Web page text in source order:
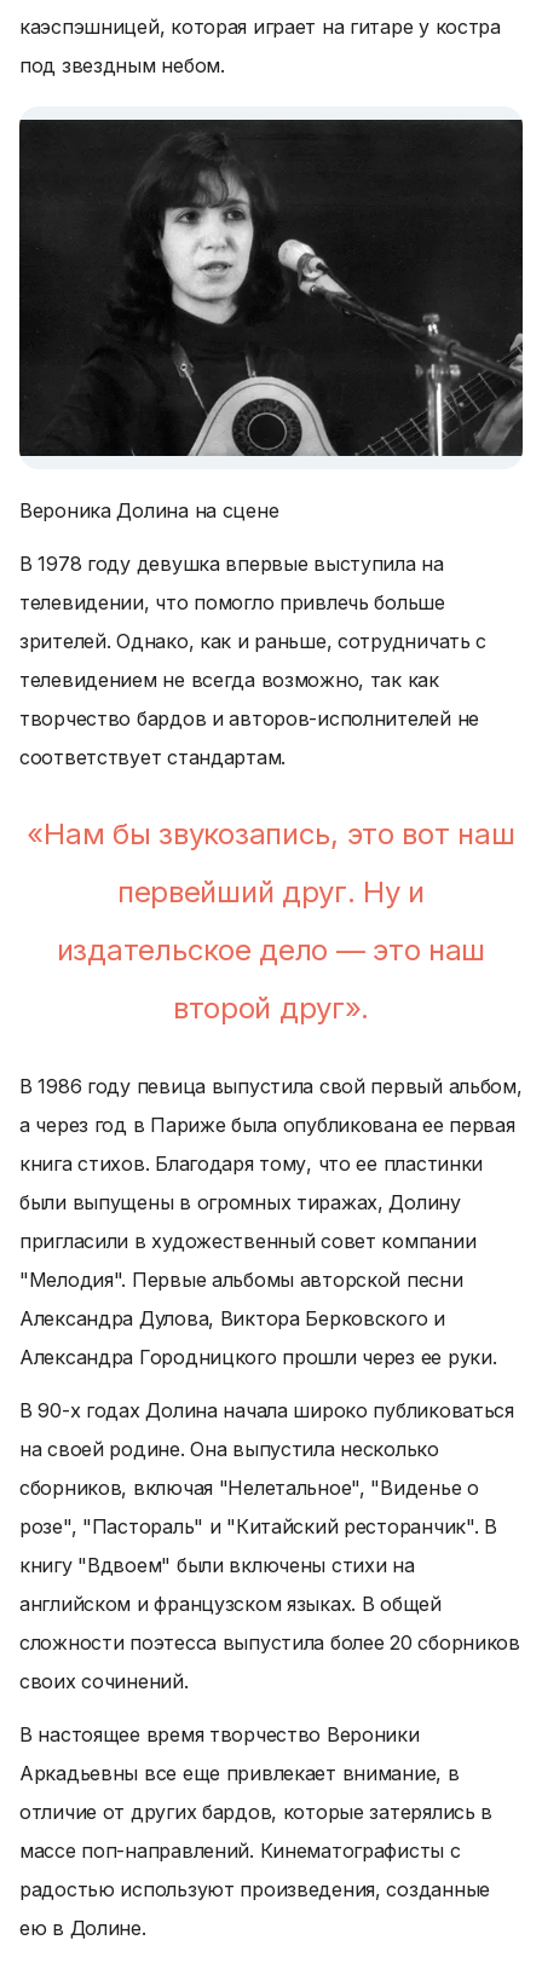
каэспэшницей, которая играет на гитаре у костра
под звездным небом.
Вероника Долина на сцене
В 1978 году девушка впервые выступила на
телевидении, что помогло привлечь больше
зрителей. Однако, как и раньше, сотрудничать с
телевидением не всегда возможно, так как
творчество бардов и авторов-исполнителей не
соответствует стандартам.
«Нам бы звукозапись, это вот наш
первейший друг. Ну и
издательское дело — это наш
второй друг».
В 1986 году певица выпустила свой первый альбом,
а через год в Париже была опубликована ее первая
книга стихов. Благодаря тому, что ее пластинки
были выпущены в огромных тиражах, Долину
пригласили в художественный совет компании
"Мелодия". Первые альбомы авторской песни
Александра Дулова, Виктора Берковского и
Александра Городницкого прошли через ее руки.
В 90-х годах Долина начала широко публиковаться
на своей родине. Она выпустила несколько
сборников, включая "Нелетальное", "Виденье о
розе", "Пастораль" и "Китайский ресторанчик". В
книгу "Вдвоем" были включены стихи на
английском и французском языках. В общей
сложности поэтесса выпустила более 20 сборников
своих сочинений.
В настоящее время творчество Вероники
Аркадьевны все еще привлекает внимание, в
отличие от других бардов, которые затерялись в
массе поп-направлений. Кинематографисты с
радостью используют произведения, созданные
ею в Долине.